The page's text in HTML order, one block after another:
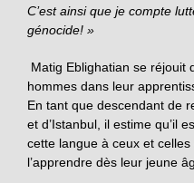
C’est ainsi que je compte
génocide! »
Matig Eblighatian se réjouit
hommes dans leur
En tant que descendant de
et d’Istanbul, il estime qu’il
cette langue à ceux et
l’apprendre dès leur jeune